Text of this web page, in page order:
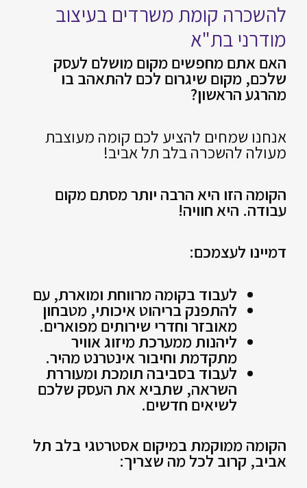
להשכרה קומת משרדים בעיצוב
מודרני בת"א
האם אתם מחפשים מקום מושלם לעסק
שלכם, מקום שיגרום לכם להתאהב בו
מהרגע הראשון?
אנחנו שמחים להציע לכם קומה מעוצבת
מעולה להשכרה בלב תל אביב!
הקומה הזו היא הרבה יותר מסתם מקום
עבודה. היא חוויה!
דמיינו לעצמכם:
לעבוד בקומה מרווחת ומוארת, עם
להתפנק בריהוט איכותי, מטבחון
מאובזר וחדרי שירותים מפוארים.
ליהנות ממערכת מיזוג אוויר
מתקדמת וחיבור אינטרנט מהיר.
לעבוד בסביבה תומכת ומעוררת
השראה, שתביא את העסק שלכם
לשיאים חדשים.
הקומה ממוקמת במיקום אסטרטגי בלב תל
אביב, קרוב לכל מה שצריך: